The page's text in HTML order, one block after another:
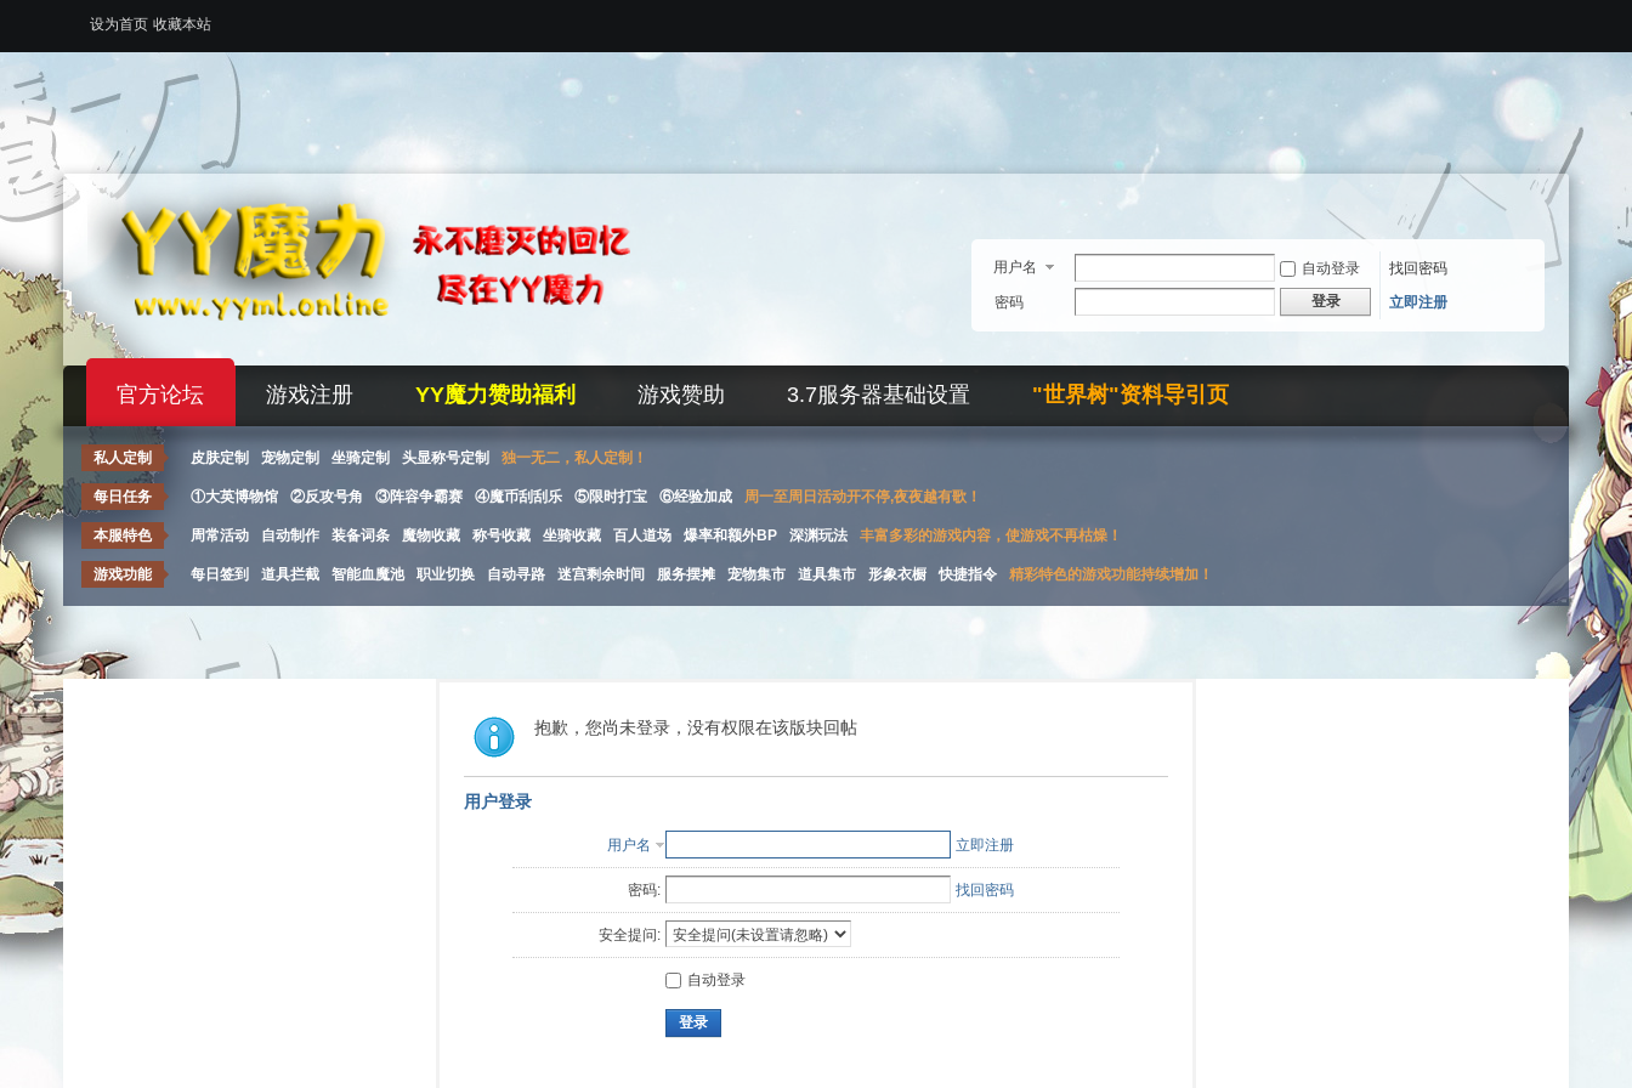
设为首页 收藏本站
用户名 自动登录
找回密码
密码
登录 立即注册
官方论坛 游戏注册 YY魔力赞助福利 游戏赞助 3.7服务器基础设置 "世界树"资料导引页
私人定制 皮肤定制 宠物定制 坐骑定制 头显称号定制 独一无二，私人定制！
每日任务 ①大英博物馆 ②反攻号角 ③阵容争霸赛 ④魔币刮刮乐 ⑤限时打宝 ⑥经验加成 周一至周日活动开不停,夜夜越有歌！
本服特色 周常活动 自动制作 装备词条 魔物收藏 称号收藏 坐骑收藏 百人道场 爆率和额外BP 深渊玩法 丰富多彩的游戏内容，使游戏不再枯燥！
游戏功能 每日签到 道具拦截 智能血魔池 职业切换 自动寻路 迷宫剩余时间 服务摆摊 宠物集市 道具集市 形象衣橱 快捷指令 精彩特色的游戏功能持续增加！
抱歉，您尚未登录，没有权限在该版块回帖
用户登录
用户名 立即注册
密码: 找回密码
安全提问:
自动登录
登录